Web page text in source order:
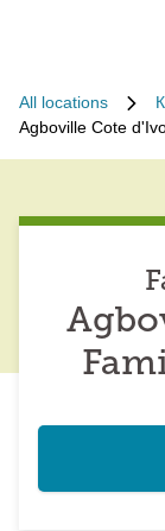
All locations
Agboville Cote